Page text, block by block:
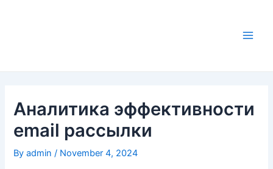
Аналитика эффективности
email рассылки
Byadmin/ November 4, 2024